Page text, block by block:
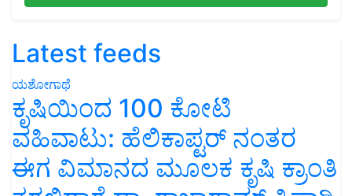
Latest feeds
ಯಶೋಗಾಥೆ
ಕೃಷಿಯಿಂದ 100 ಕೋಟಿ
ವಹಿವಾಟು: ಹೆಲಿಕಾಪ್ಟರ್ ನಂತರ
ಈಗ ವಿಮಾನದ ಮೂಲಕ ಕೃಷಿ ಕ್ರಾಂತಿ